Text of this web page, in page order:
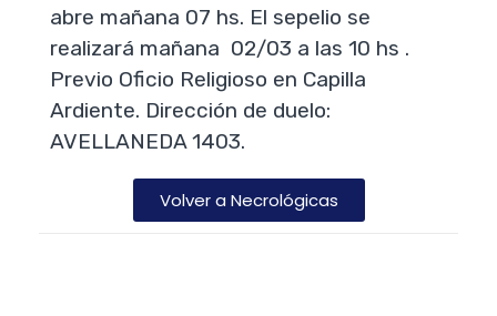
abre mañana 07 hs. El sepelio se
realizará mañana 02/03 a las 10 hs .
Previo Oficio Religioso en Capilla
Ardiente. Dirección de duelo:
AVELLANEDA 1403.
Volver a Necrológicas